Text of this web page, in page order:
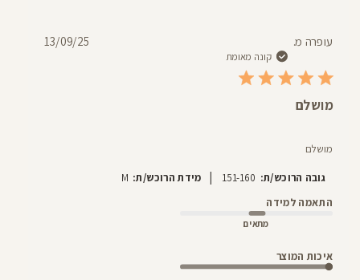
עופרה מ.
קונה מאומת
מושלם
מושלם
גובה הרוכש/ת: 151-160 מידת הרוכש/ת: M
התאמה למידה
מתאים
איכות המוצר
תאריך13/09/25